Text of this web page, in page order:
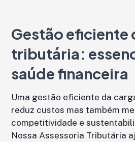
Gestão eficiente
tributária:
saúde financeira
Uma gestão eficiente da
reduz custos mas também
competitividade e
Nossa Assessoria Tributária